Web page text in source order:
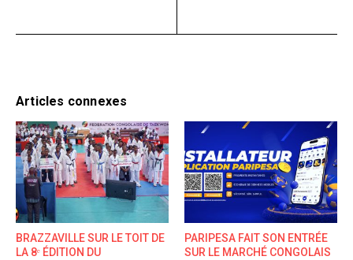
Articles connexes
BRAZZAVILLE SUR LE TOIT DE
LA 8ᵉ ÉDITION DU
PARIPESA FAIT SON ENTRÉE
SUR LE MARCHÉ CONGOLAIS